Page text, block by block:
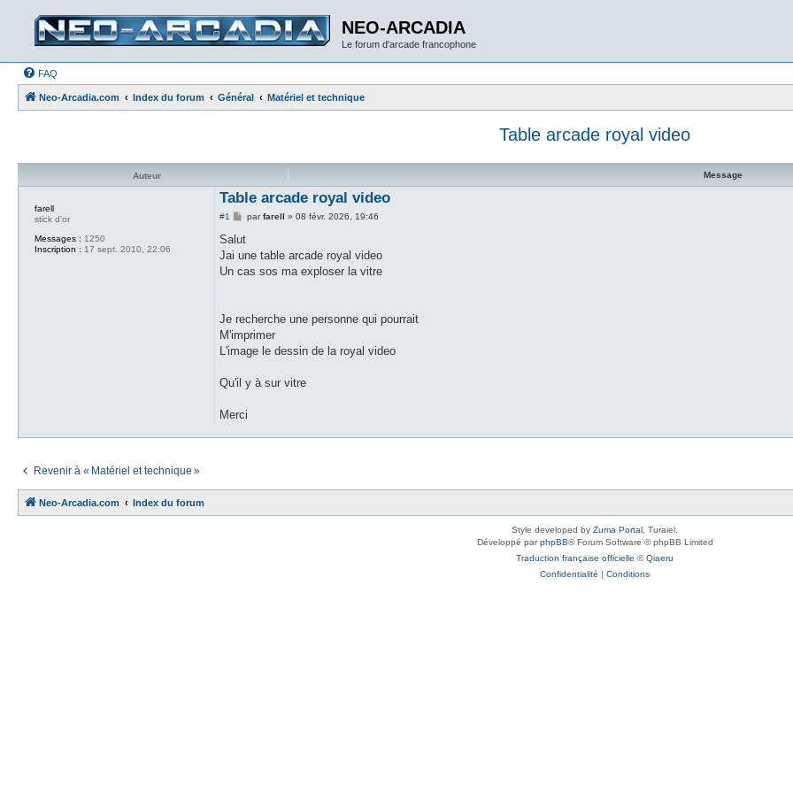
NEO-ARCADIA
Le forum d'arcade francophone
FAQ
Neo-Arcadia.com Index du forum Général Matériel et technique
Table arcade royal video
Message
Auteur
farell
stick d'or
Messages : 1250
Inscription : 17 sept. 2010, 22:06
Table arcade royal video
#1
M
s
a
g
parfarell » 08 févr. 2026, 19:46
Salut
Jai une table arcade royal video
Un cas sos ma exploser la vitre
Je recherche une personne qui pourrait
M'imprimer
L'image le dessin de la royal video
Qu'il y à sur vitre
Merci
Revenir à « Matériel et technique »
Neo-Arcadia.com Index du forum
Style developed by Zuma Portal , Turaiel,
Développé parphpBB® Forum Software © phpBB Limited
Traduction française officielle ©Qiaeru
Confidentialité | Conditions